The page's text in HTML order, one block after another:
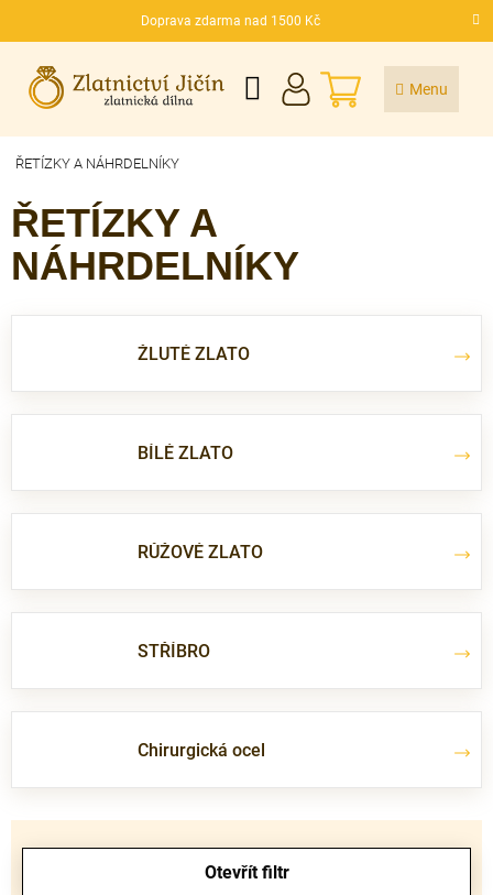
Doprava zdarma nad 1500 Kč
CZK
NÁKUPNÍ
KOŠÍK
ŘETÍZKY A NÁHRDELNÍKY
ŘETÍZKY A
NÁHRDELNÍKY
ŽLUTÉ ZLATO
BÍLÉ ZLATO
RŮŽOVÉ ZLATO
STŘÍBRO
Chirurgická ocel
Otevřít filtr